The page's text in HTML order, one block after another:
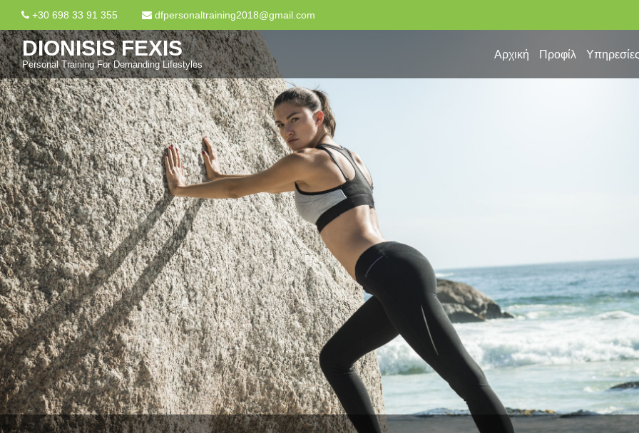
+30 698 33 91 355 dfpersonaltraining2018@gmail.com
DIONISIS FEXIS
Personal Training For Demanding Lifestyles
Αρχική Προφίλ